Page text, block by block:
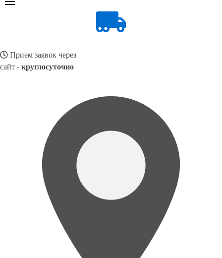
Прием заявок через
сайт - круглосуточно